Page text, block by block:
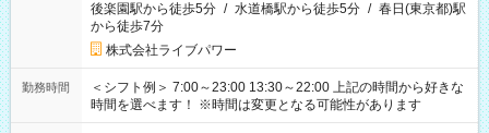
後楽園駅から徒歩5分 / 水道橋駅から徒歩5分 / 春日(東京都)駅
から徒歩7分
株式会社ライブパワー
勤務時間
＜シフト例＞ 7:00～23:00 13:30～22:00 上記の時間から好きな
時間を選べます！ ※時間は変更となる可能性があります